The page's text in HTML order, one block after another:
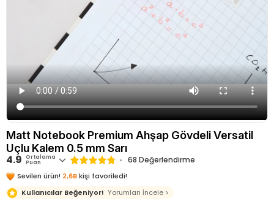
Matt Notebook Premium Ahşap Gövdeli Versatil
Uçlu Kalem 0.5 mm Sarı
4.9 Ortalama
Puan 68 Değerlendirme
Sevilen ürün! 2,6Bkişi favoriledi!
Kullanıcılar Beğeniyor! Yorumları İncele >